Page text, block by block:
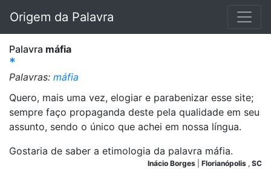
Origem da Palavra
Palavra máfia
*
Palavras: máfia
Quero, mais uma vez, elogiar e parabenizar esse site;
sempre faço propaganda deste pela qualidade em seu
assunto, sendo o único que achei em nossa língua.
Gostaria de saber a etimologia da palavra máfia.
Inácio Borges Florianópolis , SC